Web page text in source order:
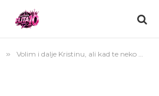
» Volim i dalje Kristinu, ali kad te neko ne želi, moraš da kreneš dalje… Kristijan Golubović okrenuo novi list, pa odmah započeo FLERT sa Slađom Poršelinom, ona mu ponudila da joj OPIPA SILIKONE! (VIDEO)